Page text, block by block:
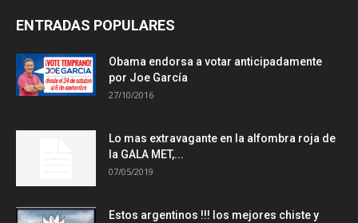
ENTRADAS POPULARES
Obama endorsa a votar anticipadamente
por Joe García
27/10/2016
Lo mas extravagante en la alfombra roja de
la GALA MET,...
07/05/2019
Estos argentinos !!! los mejores chiste y